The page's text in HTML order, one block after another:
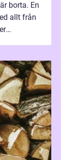
borta. En
allt från